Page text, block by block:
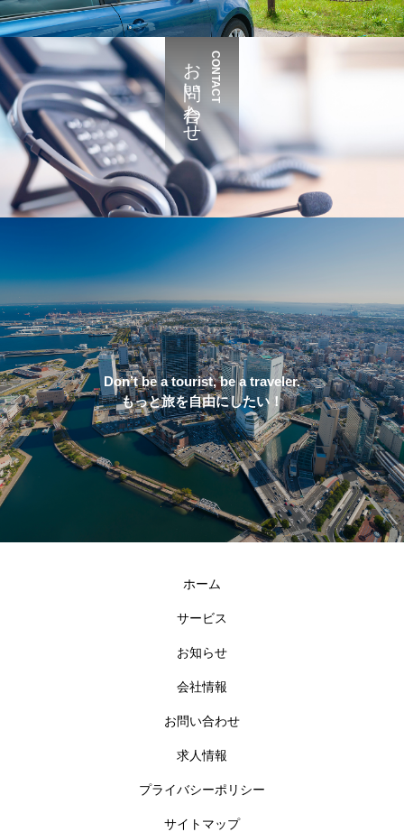
CONTACT
お問い合わせ
Don’t be a tourist, be a traveler.
もっと旅を自由にしたい！
ホーム
サービス
お知らせ
会社情報
お問い合わせ
求人情報
プライバシーポリシー
サイトマップ